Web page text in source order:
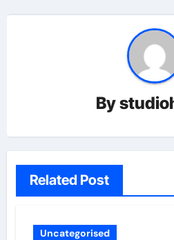
By
Related Post
Uncategorised